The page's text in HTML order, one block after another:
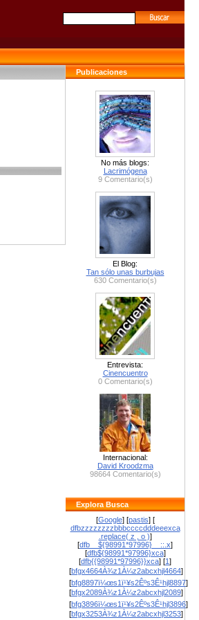
Publicaciones
No más blogs:
Lacrimógena
9 Comentario(s)
El Blog:
Tan sólo unas burbujas
630 Comentario(s)
Entrevista:
Cinencuentro
0 Comentario(s)
Internacional:
David Kroodzma
98664 Comentario(s)
Explora Busca
[Google] [pastis] [
dfbzzzzzzzzbbbccccdddeeexca
.replace( z , o )]
[dfb__${98991*97996}__::.x]
[dfb${98991*97996}xca]
[dfb{{98991*97996}}xca] [1]
[bfgx4664À¾z1À¼z2abcxhjl4664]
[bfg8897ï¼œs1ï¹¥s2Êºs3Ê¹hjl8897]
[bfgx2089À¾z1À¼z2abcxhjl2089]
[bfg3896ï¼œs1ï¹¥s2Êºs3Ê¹hjl3896]
[bfgx3253À¾z1À¼z2abcxhjl3253]